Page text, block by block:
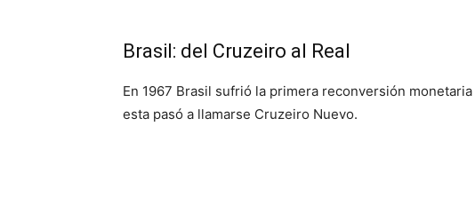
Brasil: del Cruzeiro al Real
En 1967 Brasil sufrió la primera reconversión
esta pasó a llamarse Cruzeiro Nuevo.